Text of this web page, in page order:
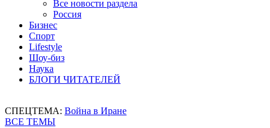
Все новости раздела
Россия
Бизнес
Спорт
Lifestyle
Шоу-биз
Наука
БЛОГИ ЧИТАТЕЛЕЙ
СПЕЦТЕМА: Война в Иране
ВСЕ ТЕМЫ